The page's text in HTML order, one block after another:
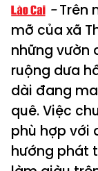
Trên
mỡ của xã
những vườn
ruộng dưa
dài đang
quê. Việc
phù hợp với
hướng phát